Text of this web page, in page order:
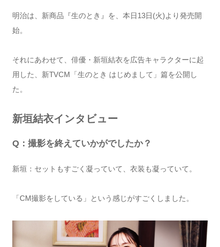
明治は、新商品『生のとき』を、本日13日(火)より発売開
始。
それにあわせて、俳優・新垣結衣を広告キャラクターに起
用した、新TVCM「生のとき はじめまして」篇を公開し
た。
新垣結衣インタビュー
Q：撮影を終えていかがでしたか？
新垣：セットもすごく凝っていて、衣装も凝っていて。
「CM撮影をしている」という感じがすごくしました。